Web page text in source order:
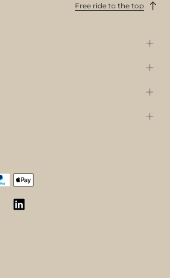
Free ride to the top